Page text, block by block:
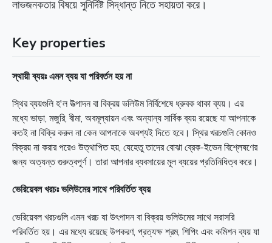
লাভজনকতার বিষয়ে সুনির্দিষ্ট সিদ্ধান্ত নিতে সহায়তা করে।
Key properties
স্থায়ী ব্যয়ঃ এমন ব্যয় যা পরিবর্তন হয় না
স্থির ব্যয়গুলি হ'ল উত্পাদন বা বিক্রয় ভলিউম নির্বিশেষে ধ্রুবক থাকা ব্যয়। এর
মধ্যে ভাড়া, মজুরি, বীমা, অবমূল্যায়ন এবং অন্যান্য সার্বিক ব্যয় রয়েছে যা আপনাকে
কতই না বিক্রি করুন না কেন আপনাকে অবশ্যই দিতে হবে। স্থির খরচগুলি কোনও
বিক্রয় না করার পরেও উত্থাপিত হয়, যেহেতু তাদের বোঝা ব্রেক-ইভেন বিশ্লেষণের
জন্য অত্যন্ত গুরুত্বপূর্ণ। তারা আপনার ব্যবসায়ের মূল ব্যয়ের প্রতিনিধিত্ব করে।
ভেরিয়েবল খরচঃ ভলিউমের সাথে পরিবর্তিত ব্যয়
ভেরিয়েবল খরচগুলি এমন খরচ যা উৎপাদন বা বিক্রয় ভলিউমের সাথে সরাসরি
পরিবর্তিত হয়। এর মধ্যে রয়েছে উপকরণ, প্রত্যক্ষ শ্রম, শিপিং এবং কমিশন ব্যয় যা